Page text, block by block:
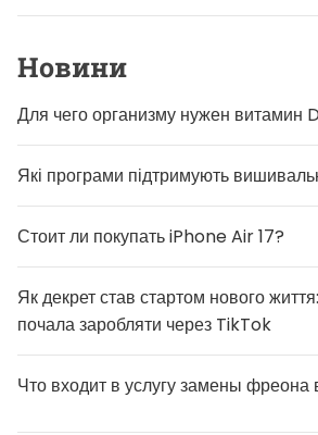
Новини
Для чего организму нужен витамин
Які програми підтримують
Стоит ли покупать iPhone Air 17?
Як декрет став стартом нового
почала заробляти через TikTok
Что входит в услугу замены фреона